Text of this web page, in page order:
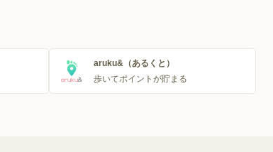
aruku&（あるくと）
歩いてポイントが貯まる